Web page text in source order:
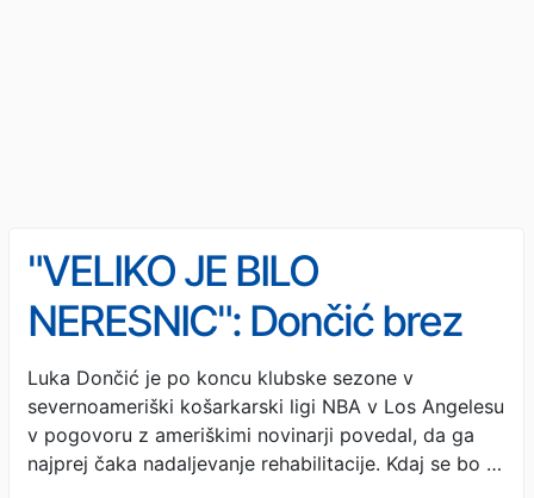
"VELIKO JE BILO
NERESNIC": Dončić brez
zadržkov spregovoril o
lažeh, ki so se pojavile v
javnosti
Luka Dončić je po koncu klubske sezone v
severnoameriški košarkarski ligi NBA v Los Angelesu
v pogovoru z ameriškimi novinarji povedal, da ga
najprej čaka nadaljevanje rehabilitacije. Kdaj se bo …